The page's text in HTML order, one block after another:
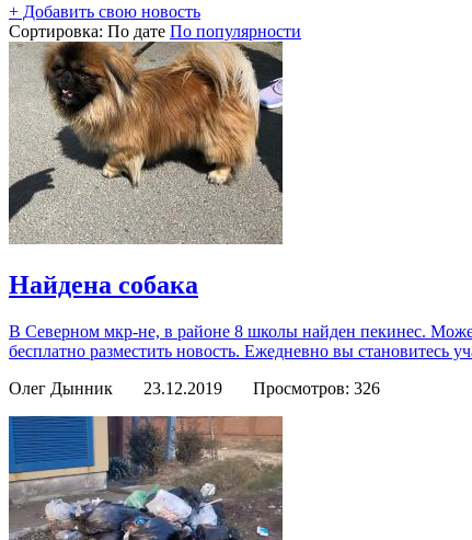
+ Добавить свою новость
Сортировка: По дате По популярности
Найдена собака
В Северном мкр-не, в районе 8 школы найден пекинес.
бесплатно разместить новость. Ежедневно вы
Олег Дынник
23.12.2019 Просмотров: 326